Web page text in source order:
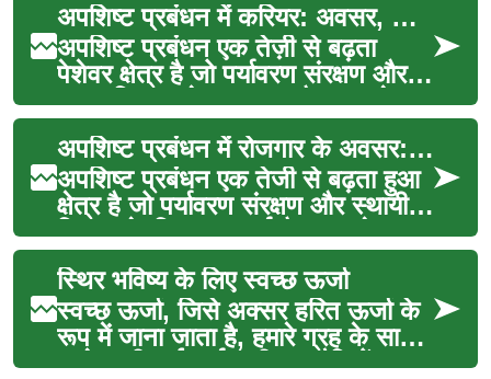
अपशिष्ट प्रबंधन में करियर: अवसर, कौशल और भविष्य
अपशिष्ट प्रबंधन एक तेज़ी से बढ़ता
पेशेवर क्षेत्र है जो पर्यावरण संरक्षण और
सतत विकास से जुड़ा हुआ है। इस क्षेत्र
में ...
अपशिष्ट प्रबंधन में रोजगार के अवसर: एक आशाजनक करियर विकल्प
अपशिष्ट प्रबंधन एक तेजी से बढ़ता हुआ
क्षेत्र है जो पर्यावरण संरक्षण और स्थायी
विकास के लिए महत्वपूर्ण है। इस क्षेत्र ...
स्थिर भविष्य के लिए स्वच्छ ऊर्जा
स्वच्छ ऊर्जा, जिसे अक्सर हरित ऊर्जा के
रूप में जाना जाता है, हमारे ग्रह के सामने
आने वाली कई पर्यावरणीय चुनौतियों का ...